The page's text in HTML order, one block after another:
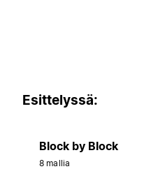
Esittelyssä:
Block by Block
8 mallia